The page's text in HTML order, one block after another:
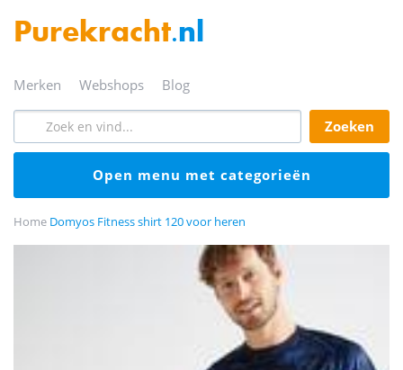
Purekracht.nl
merken webshops blog
zoeken
open menu met categorieën
Home Domyos Fitness shirt 120 voor heren